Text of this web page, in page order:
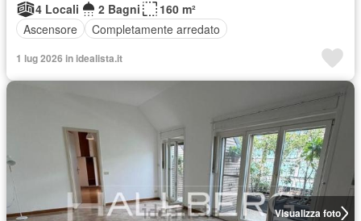
4 Locali
2 Bagni
160 m²
Ascensore
Completamente arredato
1 lug 2026 in idealista.it
Visualizza foto